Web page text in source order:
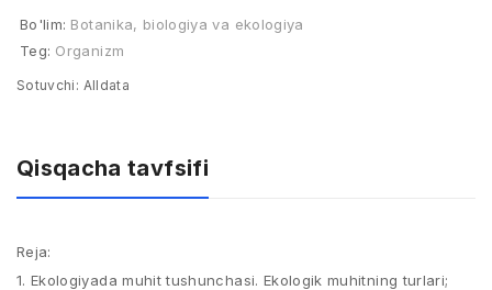
Bo'lim: Botanika, biologiya va ekologiya
Teg: Organizm
Sotuvchi: Alldata
Qisqacha tavfsifi
Reja:
1. Ekologiyada muhit tushunchasi. Ekologik muhitning turlari;